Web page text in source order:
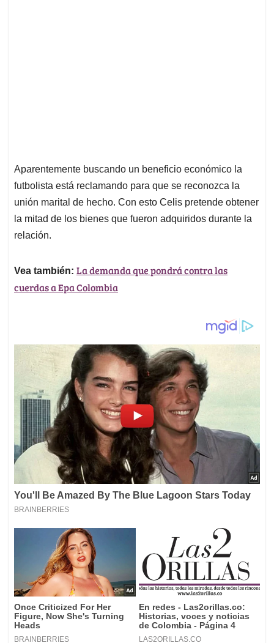
Aparentemente buscando un beneficio económico la
futbolista está reclamando para que se reconozca la
unión marital de hecho. Con esto Celis pretende obtener
la mitad de los bienes que fueron adquiridos durante la
relación.
Vea también: La demanda que pondrá contra las
cuerdas a Epa Colombia